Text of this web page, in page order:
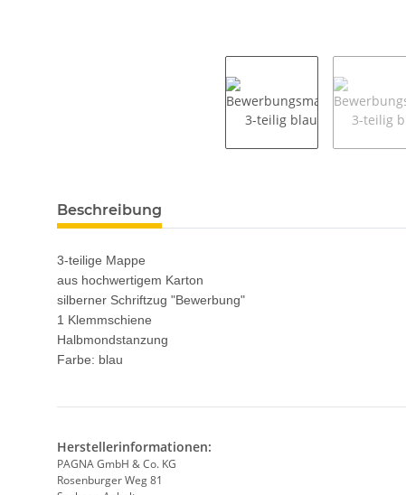
weitere Registerkarten anzeigen
Beschreibung
3-teilige Mappe
aus hochwertigem Karton
silberner Schriftzug "Bewerbung"
1 Klemmschiene
Halbmondstanzung
Farbe: blau
Herstellerinformationen:
PAGNA GmbH & Co. KG
Rosenburger Weg 81